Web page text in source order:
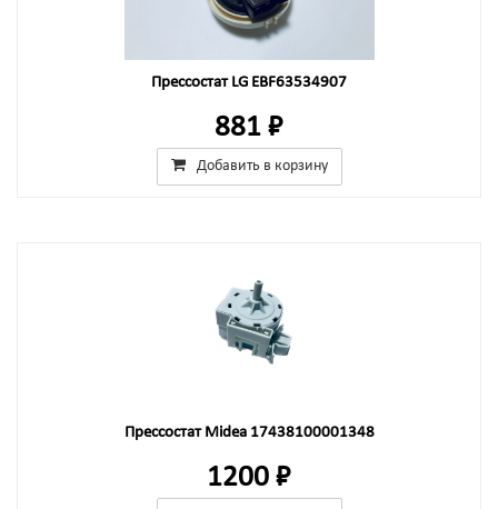
Прессостат LG EBF63534907
881 ₽
Добавить в корзину
Прессостат Midea 17438100001348
1200 ₽